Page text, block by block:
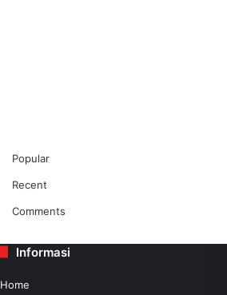
Popular
Recent
Comments
Informasi
Home